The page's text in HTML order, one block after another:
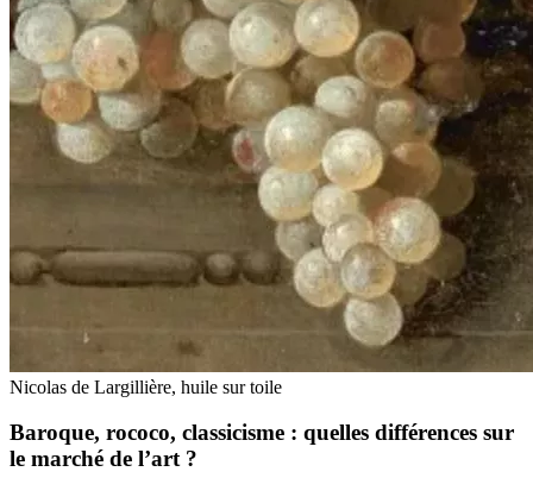
Nicolas de Largillière, huile sur toile
Baroque, rococo, classicisme : quelles différences sur
le marché de l’art ?